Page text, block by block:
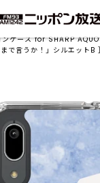
ンケース for SHARP
で言うか！」シルエットB ］